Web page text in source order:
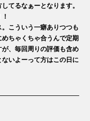
てるなぁーとなります。
こういう一癖ありつつも
ちゃくちゃ合うんで定期
、毎回周りの評価も含め
いよーって方はこの日に